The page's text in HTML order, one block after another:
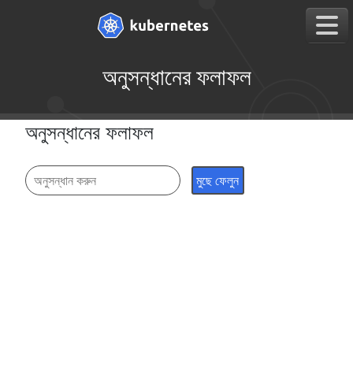
অনুসন্ধানের ফলাফল
অনুসন্ধানের ফলাফল
মুছে ফেলুন